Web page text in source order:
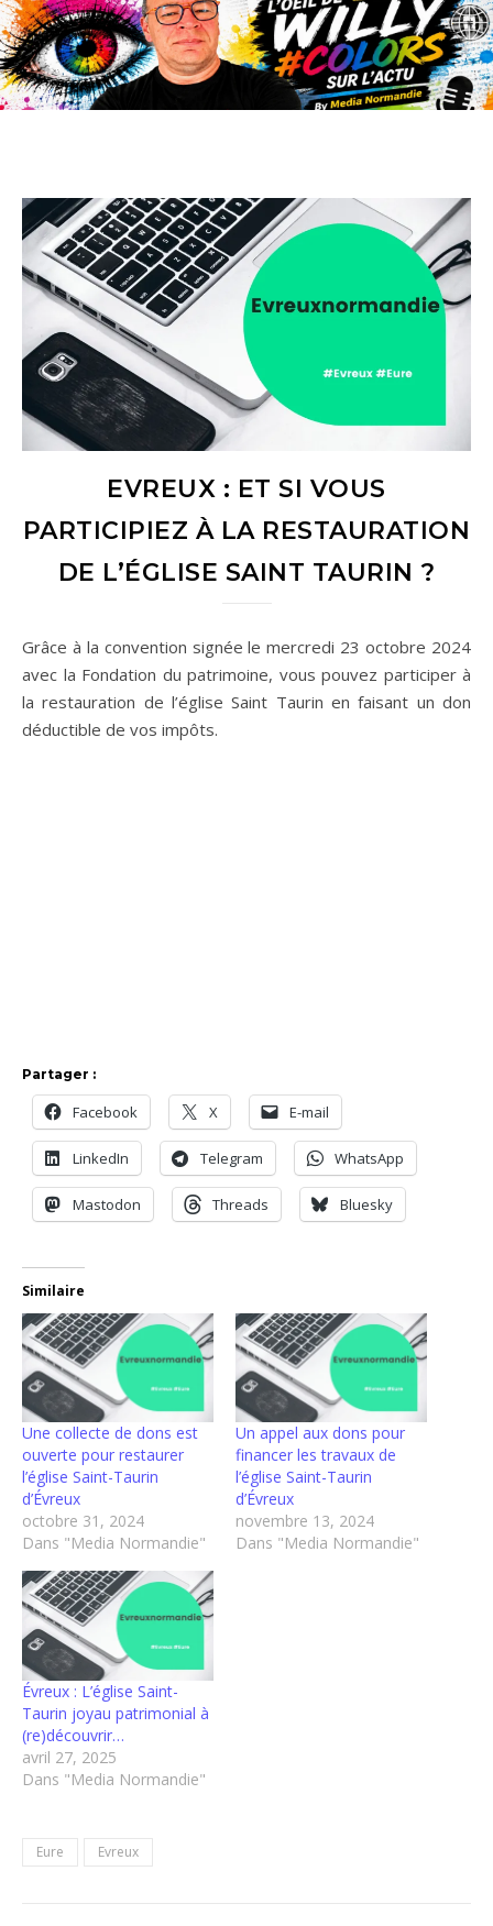
EVREUX : ET SI VOUS
PARTICIPIEZ À LA RESTAURATION
DE L’ÉGLISE SAINT TAURIN ?
Grâce à la convention signée le mercredi 23 octobre 2024
avec la Fondation du patrimoine, vous pouvez participer à
la restauration de l’église Saint Taurin en faisant un don
déductible de vos impôts.
Partager :
Facebook X E-mail
LinkedIn Telegram WhatsApp
Mastodon Threads Bluesky
Similaire
Une collecte de dons est
ouverte pour restaurer
l’église Saint-Taurin
d’Évreux
octobre 31, 2024
Dans "Media Normandie"
Un appel aux dons pour
financer les travaux de
l’église Saint-Taurin
d’Évreux
novembre 13, 2024
Dans "Media Normandie"
Évreux : L’église Saint-
Taurin joyau patrimonial à
(re)découvrir…
avril 27, 2025
Dans "Media Normandie"
Eure Evreux